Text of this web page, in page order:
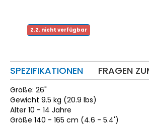
Z.Z. nicht verfügbar
SPEZIFIKATIONEN FRAGEN
Größe: 26"
Gewicht 9.5 kg (20.9 lbs)
Alter 10 - 14 Jahre
Größe 140 - 165 cm (4.6 - 5.4')